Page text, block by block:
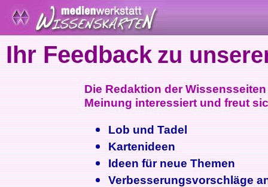
Ihr Feedback zu
Die Redaktion der
Meinung interessiert und freut
Lob und Tadel
Kartenideen
Ideen für neue Themen
Verbesserungsvorschläge